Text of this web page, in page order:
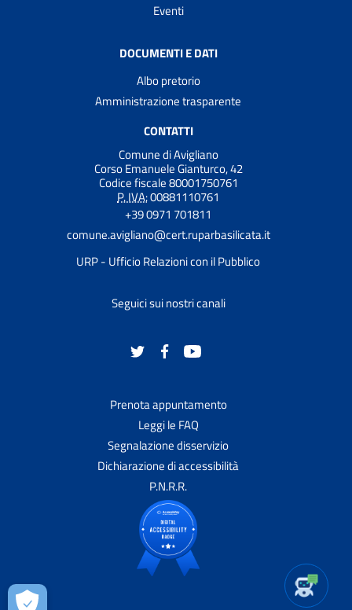
Eventi
DOCUMENTI E DATI
Albo pretorio
Amministrazione trasparente
CONTATTI
Comune di Avigliano
Corso Emanuele Gianturco, 42
Codice fiscale 80001750761
P. IVA:00881110761
+39 0971 701811
comune.avigliano@cert.ruparbasilicata.it
URP - Ufficio Relazioni con il Pubblico
Seguici sui nostri canali
Prenota appuntamento
Leggi le FAQ
Segnalazione disservizio
Dichiarazione di accessibilità
P.N.R.R.